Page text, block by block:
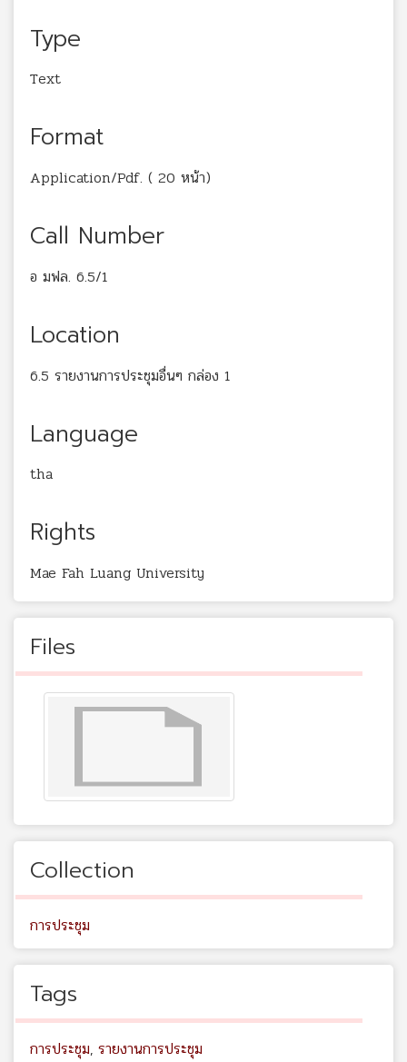
Type
Text
Format
Application/Pdf. ( 20 หน้า)
Call Number
อ มฟล. 6.5/1
Location
6.5 รายงานการประชุมอื่นๆ กล่อง 1
Language
tha
Rights
Mae Fah Luang University
Files
Collection
การประชุม
Tags
การประชุม, รายงานการประชุม